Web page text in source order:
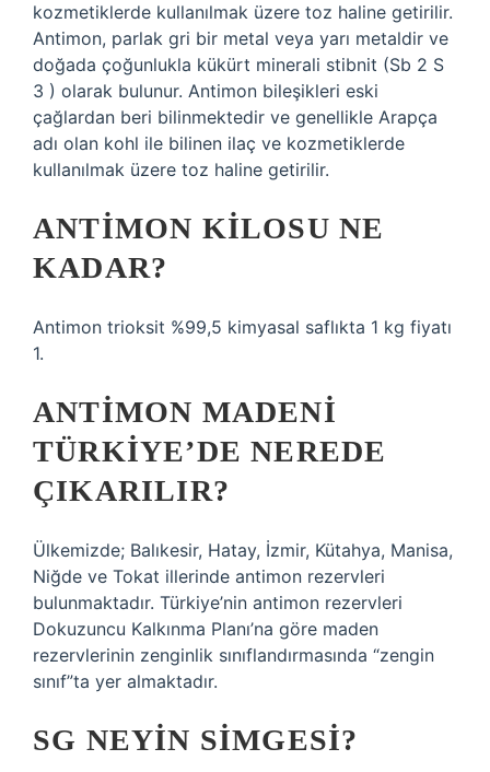
kozmetiklerde kullanılmak üzere toz haline getirilir.
Antimon, parlak gri bir metal veya yarı metaldir ve
doğada çoğunlukla kükürt minerali stibnit (Sb 2 S
3 ) olarak bulunur. Antimon bileşikleri eski
çağlardan beri bilinmektedir ve genellikle Arapça
adı olan kohl ile bilinen ilaç ve kozmetiklerde
kullanılmak üzere toz haline getirilir.
ANTIMON KILOSU NE
KADAR?
Antimon trioksit %99,5 kimyasal saflıkta 1 kg fiyatı
1.
ANTIMON MADENI
TÜRKIYE’DE NEREDE
ÇIKARILIR?
Ülkemizde; Balıkesir, Hatay, İzmir, Kütahya, Manisa,
Niğde ve Tokat illerinde antimon rezervleri
bulunmaktadır. Türkiye’nin antimon rezervleri
Dokuzuncu Kalkınma Planı’na göre maden
rezervlerinin zenginlik sınıflandırmasında “zengin
sınıf”ta yer almaktadır.
SG NEYIN SIMGESI?